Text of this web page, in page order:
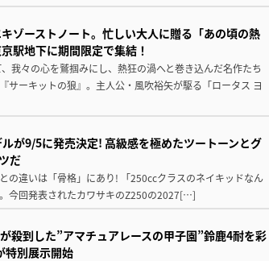
ゾーストノート。忙しい大人に贈る「あの頃の熱
駅地下に期間限定で集結！
我々の心を鷲掴みにし、熱狂の渦へと巻き込んだ名作たち
サーキットの狼』。主人公・風吹裕矢が駆る「ロータス ヨ
が9/5に発売決定! 高級感を極めたツートーンとグ
だ
の違いは「骨格」にあり! 「250ccクラスのネイキッドなん
今回発表されたカワサキのZ250の2027[…]
殺到した”アマチュアレースの甲子園”鈴鹿4耐を彩
特別展示開始